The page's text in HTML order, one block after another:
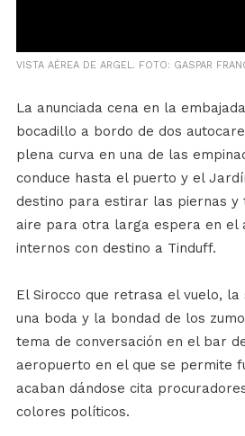
VISTA AÉREA DE ARGEL. FOTO: GASPAR
La anunciada cena en la
bocadillo a bordo de dos
plena curva en una de las
conduce hasta el puerto y el
destino para estirar las piernas y
aire para otra larga espera en el
internos con destino a Tinduff.
El Sirocco que retrasa el vuelo, la
una boda y la bondad de los
tema de conversación en el bar
aeropuerto en el que se permite
acaban dándose cita
colores políticos.